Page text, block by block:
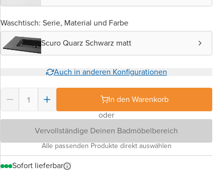
Waschtisch: Serie, Material und Farbe
Scuro Quarz Schwarz matt
Auch in anderen Konfigurationen
In den Warenkorb
oder
Vervollständige Deinen Badmöbelbereich
Alle passenden Produkte direkt auswählen
Sofort lieferbar